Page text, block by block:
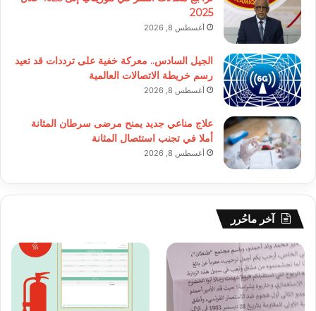
2025
أغسطس 8, 2026
الجيل السادس.. معركة خفية على ترددات قد تعيد
رسم خريطة الاتصالات العالمية
أغسطس 8, 2026
علاج مناعي جديد يمنح مرضى سرطان المثانة
أملا في تجنب استئصال المثانة
أغسطس 8, 2026
آخر ماحُرر